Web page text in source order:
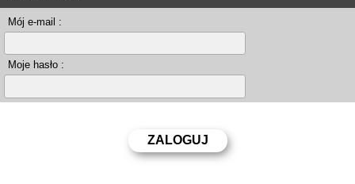
Mój e-mail :
Moje hasło :